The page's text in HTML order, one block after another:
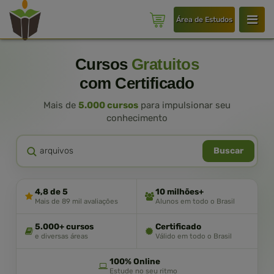
Área de Estudos
Cursos Gratuitos
com Certificado
Mais de 5.000 cursos para impulsionar seu
conhecimento
Buscar
4,8 de 5
Mais de 89 mil avaliações
10 milhões+
Alunos em todo o Brasil
5.000+ cursos
e diversas áreas
Certificado
Válido em todo o Brasil
100% Online
Estude no seu ritmo